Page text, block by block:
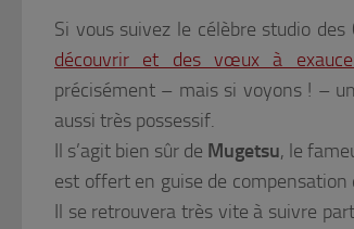
Si vous suivez le célèbre studio des
découvrir et des vœux à
précisément – mais si voyons ! –
aussi très possessif.
Il s’agit bien sûr de Mugetsu, le
est offert en guise de
Il se retrouvera très vite à suivre